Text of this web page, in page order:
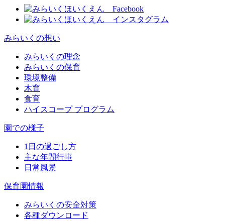
みらいくの想い
みらいくの理念
みらいくの保育
環境整備
木育
食育
ハイスコープ プログラム
園での様子
1日の過ごし方
主な年間行事
日常風景
保育園情報
みらいくの安全対策
各種ダウンロード